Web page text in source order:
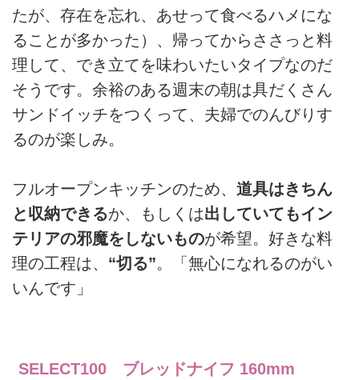
たが、存在を忘れ、あせって食べるハメにな
ることが多かった）、帰ってからささっと料
理して、でき立てを味わいたいタイプなのだ
そうです。余裕のある週末の朝は具だくさん
サンドイッチをつくって、夫婦でのんびりす
るのが楽しみ。
フルオープンキッチンのため、 道具はきちん
と収納できるか、もしくは出していてもイン
テリアの邪魔をしないものが希望。好きな料
理の工程は、 “切る”。「無心になれるのがい
いんです」
SELECT100 ブレッドナイフ 160mm